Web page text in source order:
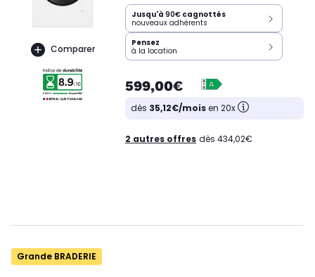
Comparer
Jusqu'à 90€ cagnottés
nouveaux adhérents
Pensez
à la location
599,00€
dès 35,12€/moisen 20x
2 autres offres dès 434,02€
Grande BRADERIE